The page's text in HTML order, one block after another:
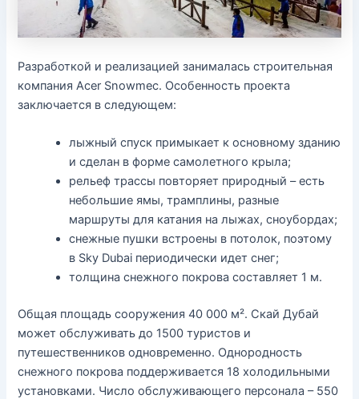
Разработкой и реализацией занималась строительная
компания Acer Snowmec. Особенность проекта
заключается в следующем:
лыжный спуск примыкает к основному зданию
и сделан в форме самолетного крыла;
рельеф трассы повторяет природный – есть
небольшие ямы, трамплины, разные
маршруты для катания на лыжах, сноубордах;
снежные пушки встроены в потолок, поэтому
в Sky Dubai периодически идет снег;
толщина снежного покрова составляет 1 м.
Общая площадь сооружения 40 000 м². Скай Дубай
может обслуживать до 1500 туристов и
путешественников одновременно. Однородность
снежного покрова поддерживается 18 холодильными
установками. Число обслуживающего персонала – 550